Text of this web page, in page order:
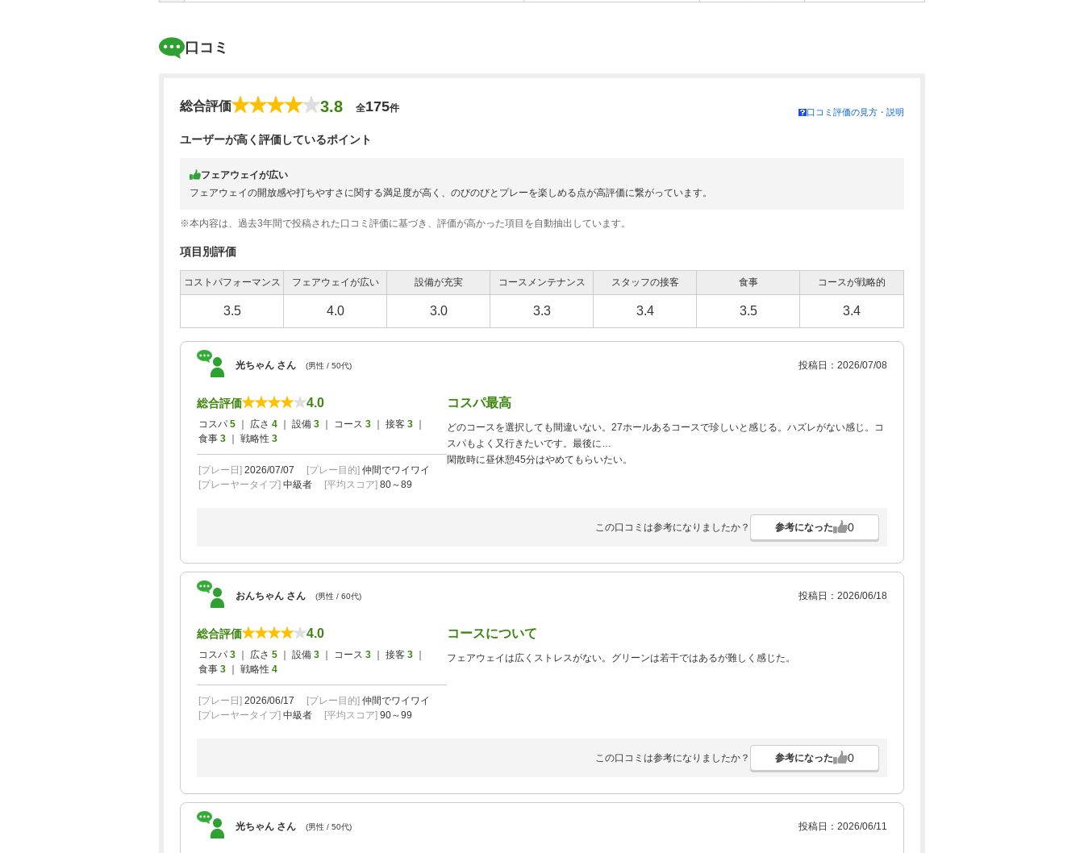
口コミ
総合評価 3.8 全175件 口コミ評価の見方・説明
ユーザーが高く評価しているポイント
フェアウェイが広い
フェアウェイの開放感や打ちやすさに関する満足度が高く、のびのびとプレーを楽しめる点が高評価に繋がっています。
※本内容は、過去3年間で投稿された口コミ評価に基づき、評価が高かった項目を自動抽出しています。
項目別評価
コストパフォーマンス フェアウェイが広い 設備が充実 コースメンテナンス スタッフの接客 食事 コースが戦略的
3.5 4.0 3.0 3.3 3.4 3.5 3.4
光ちゃん さん (男性 / 50代) 投稿日：2026/07/08
総合評価 4.0
コスパ 5 ｜ 広さ 4 ｜ 設備 3 ｜ コース 3 ｜ 接客 3
食事 3 ｜ 戦略性 3
[プレー日] 2026/07/07 [プレー目的] 仲間でワイワイ
[プレーヤータイプ] 中級者 [平均スコア] 80～89
コスパ最高
どのコースを選択しても間違いない。27ホールあるコースで珍しいと感じる。ハズレがない感じ。コ
スパもよく又行きたいです。最後に…
閑散時に昼休憩45分はやめてもらいたい。
この口コミは参考になりましたか？ 参考になった 0
おんちゃん さん (男性 / 60代) 投稿日：2026/06/18
総合評価 4.0
コスパ 3 ｜ 広さ 5 ｜ 設備 3 ｜ コース 3 ｜ 接客 3
食事 3 ｜ 戦略性 4
[プレー日] 2026/06/17 [プレー目的] 仲間でワイワイ
[プレーヤータイプ] 中級者 [平均スコア] 90～99
コースについて
フェアウェイは広くストレスがない。グリーンは若干ではあるが難しく感じた。
この口コミは参考になりましたか？ 参考になった 0
光ちゃん さん (男性 / 50代) 投稿日：2026/06/11